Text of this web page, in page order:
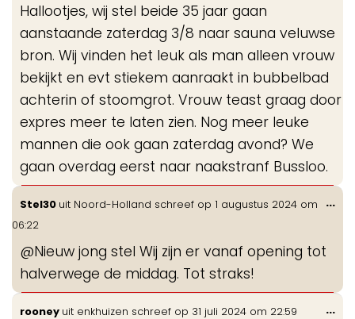
Hallootjes, wij stel beide 35 jaar gaan
aanstaande zaterdag 3/8 naar sauna veluwse
bron. Wij vinden het leuk als man alleen vrouw
bekijkt en evt stiekem aanraakt in bubbelbad
achterin of stoomgrot. Vrouw teast graag door
expres meer te laten zien. Nog meer leuke
mannen die ook gaan zaterdag avond? We
gaan overdag eerst naar naakstranf Bussloo.
Stel30 uit Noord-Holland schreef op 1 augustus 2024 om
06:22
@Nieuw jong stel Wij zijn er vanaf opening tot
halverwege de middag. Tot straks!
...
rooney uit enkhuizen schreef op 31 juli 2024 om 22:59 ...